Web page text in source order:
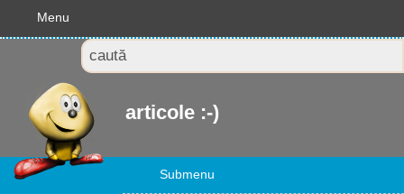
Menu
articole :-)
Submenu